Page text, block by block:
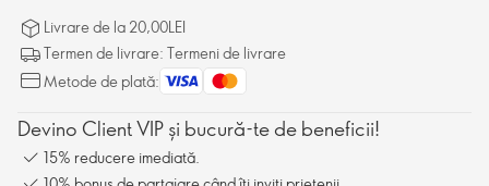
Livrare de la 20,00LEI
Termen de livrare: Termeni de livrare
Metode de plată:
Devino Client VIP și bucură-te de beneficii!
15% reducere imediată.